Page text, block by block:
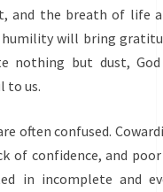
and the breath of life
humility will bring
nothing but dust,
to us.
often confused.
of confidence, and
in incomplete and